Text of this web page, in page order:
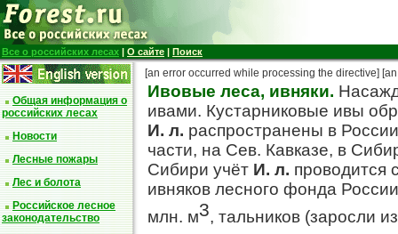
Все о российских лесах | О сайте | Поиск
Общая информация о
российских лесах
Новости
Лесные пожары
Лес и болота
Российское лесное
законодательство
[an error occurred while processing the directive]
Ивовые леса, ивняки.
ивами. Кустарниковые ивы
И. л. распространены в
части, на Сев. Кавказе, в
Сибири учёт И. л. проводится
ивняков лесного фонда
млн. м3, тальников (заросли